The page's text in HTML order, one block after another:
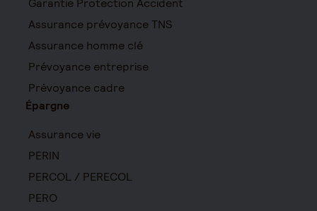
Garantie Protection Accident
Assurance prévoyance TNS
Assurance homme clé
Prévoyance entreprise
Prévoyance cadre
Épargne
Assurance vie
PERIN
PERCOL / PERECOL
PERO